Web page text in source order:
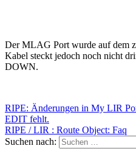
Der MLAG Port wurde auf dem
Kabel steckt jedoch noch nicht
DOWN.
RIPE: Änderungen in My LIR
EDIT fehlt.
RIPE / LIR : Route Object: Faq
Suchen nach: